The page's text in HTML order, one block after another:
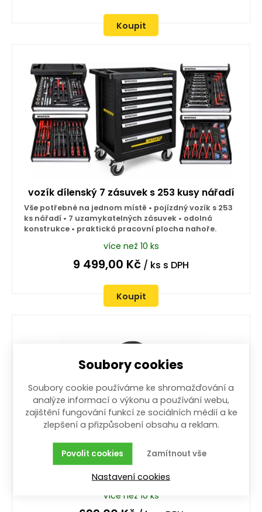
Koupit
vozík dílenský 7 zásuvek s 253 kusy nářadí
Vše potřebné na jednom místě • pojízdný vozík s 253
ks nářadí • 7 uzamykatelných zásuvek • odolná
konstrukce • praktická pracovní plocha nahoře.
více než 10 ks
9 499,00 Kč / ks s DPH
Koupit
brašna na nářadí zavřená 470mm
pracovní taška; zavřená; 470 mm
více než 10 ks
Soubory cookies
Soubory cookie používáme ke shromažďování a
analýze informací o výkonu a používání webu,
zajištění fungování funkcí ze sociálních médií a ke
zlepšení a přizpůsobení obsahu a reklam.
Zamítnout vše
Povolit cookies
Nastavení cookies